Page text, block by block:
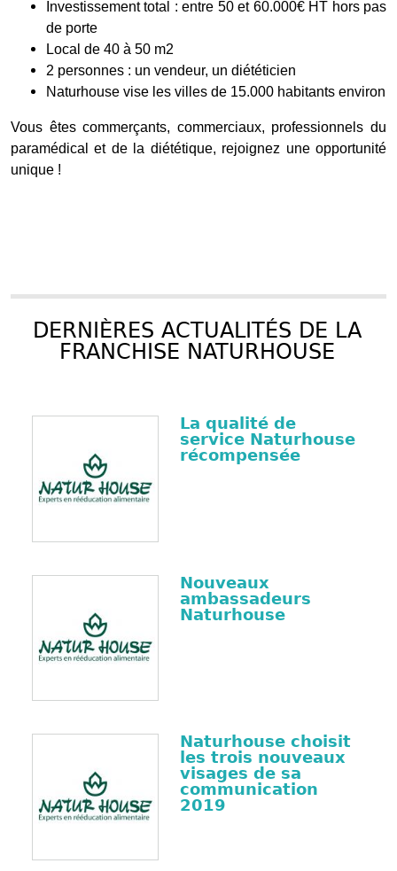
Investissement total : entre 50 et 60.000€ HT hors pas
de porte
Local de 40 à 50 m2
2 personnes : un vendeur, un diététicien
Naturhouse vise les villes de 15.000 habitants environ
Vous êtes commerçants, commerciaux, professionnels du
paramédical et de la diététique, rejoignez une opportunité
unique !
DERNIÈRES ACTUALITÉS DE LA
FRANCHISE NATURHOUSE
La qualité de
service Naturhouse
récompensée
Nouveaux
ambassadeurs
Naturhouse
Naturhouse choisit
les trois nouveaux
visages de sa
communication
2019